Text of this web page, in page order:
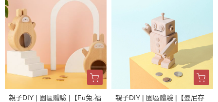
親子DIY | 園區體驗 |【Fu兔.福
親子DIY | 園區體驗 |【曼尼存